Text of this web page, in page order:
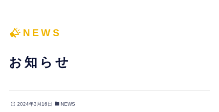
NEWS
お知らせ
2024年3月16日 NEWS